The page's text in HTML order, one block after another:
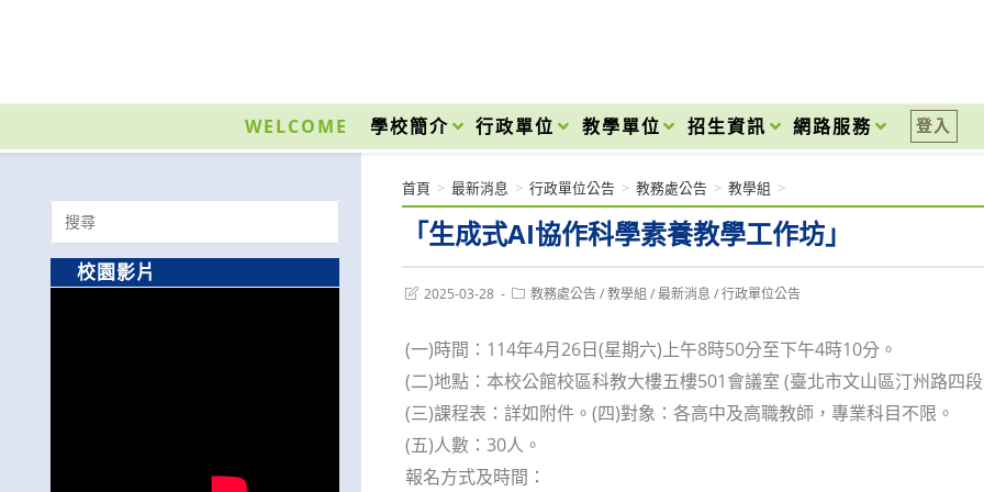
內
WELCOME 學校簡介 行政單位 教學單位 招生資訊 網路服務 登入
「生成式AI協作科學素養教學工作坊」
首頁 > 最新消息 > 行政單位公告 > 教務處公告 > 教學組 >
Post2025-03-28
Post教務處公告 / 教學組 / 最新消息 / 行政單位公告
(一)時間：114年4月26日(星期六)上午8時50分至下午4時10分。
(二)地點：本校公館校區科教大樓五樓501會議室 (臺北市文山區汀州路四
(三)課程表：詳如附件。(四)對象：各高中及高職教師，專業科目不限。
(五)人數：30人。
報名方式及時間：
Search
for:
校園影片